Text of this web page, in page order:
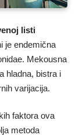
listi
je endemična
Mekousna
hladna, bistra i
varijacija.
faktora ova
metoda